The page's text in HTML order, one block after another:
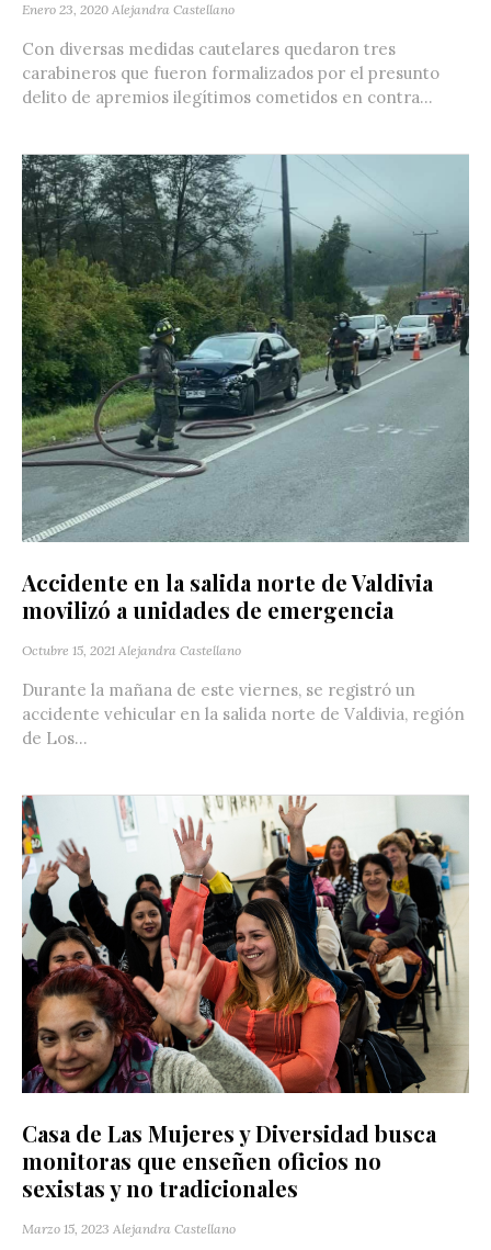
Enero 23, 2020 Alejandra Castellano
Con diversas medidas cautelares quedaron tres
carabineros que fueron formalizados por el presunto
delito de apremios ilegítimos cometidos en contra...
Accidente en la salida norte de Valdivia
movilizó a unidades de emergencia
Octubre 15, 2021 Alejandra Castellano
Durante la mañana de este viernes, se registró un
accidente vehicular en la salida norte de Valdivia, región
de Los...
Casa de Las Mujeres y Diversidad busca
monitoras que enseñen oficios no
sexistas y no tradicionales
Marzo 15, 2023 Alejandra Castellano